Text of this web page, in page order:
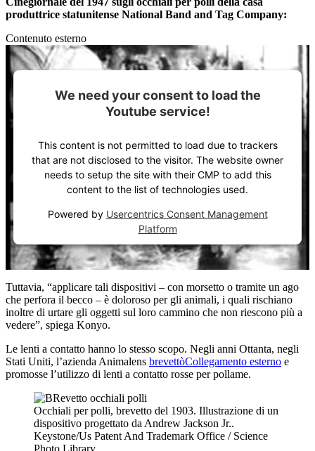
produttrice statunitense National Band and Tag Company:
Contenuto esterno
We need your consent to load the
Youtube service!
This content is not permitted to load due to trackers
that are not disclosed to the visitor. The website owner
needs to setup the site with their CMP to add this
content to the list of technologies used.
Powered by Usercentrics Consent Management
Platform
Tuttavia, “applicare tali dispositivi – con morsetto o tramite un ago
che perfora il becco – è doloroso per gli animali, i quali rischiano
inoltre di urtare gli oggetti sul loro cammino che non riescono più a
vedere”, spiega Konyo.
Le lenti a contatto hanno lo stesso scopo. Negli anni Ottanta, negli
Stati Uniti, l’azienda Animalens brevettòCollegamento esterno e
promosse l’utilizzo di lenti a contatto rosse per pollame.
Occhiali per polli, brevetto del 1903. Illustrazione di un
dispositivo progettato da Andrew Jackson Jr..
Keystone/Us Patent And Trademark Office / Science